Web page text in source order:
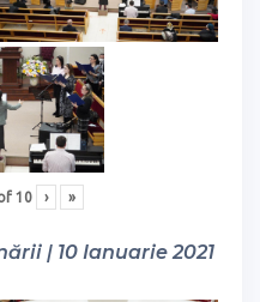
10 › »
| 10 Ianuarie 2021